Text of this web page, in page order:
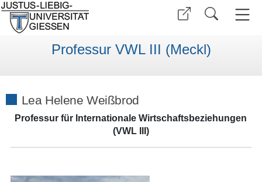
Professur VWL III (Meckl)
Lea Helene Weißbrod
Professur für Internationale Wirtschaftsbeziehungen
(VWL III)